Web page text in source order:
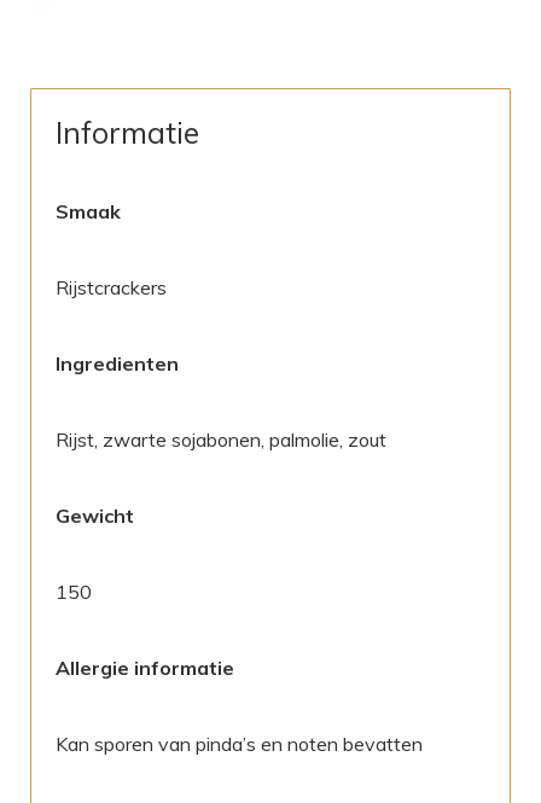
Informatie
Smaak
Rijstcrackers
Ingredienten
Rijst, zwarte sojabonen, palmolie, zout
Gewicht
150
Allergie informatie
Kan sporen van pinda’s en noten bevatten